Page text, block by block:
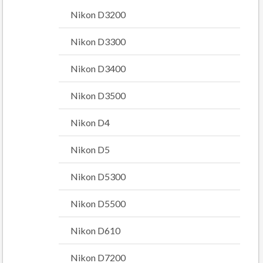
Nikon D3200
Nikon D3300
Nikon D3400
Nikon D3500
Nikon D4
Nikon D5
Nikon D5300
Nikon D5500
Nikon D610
Nikon D7200